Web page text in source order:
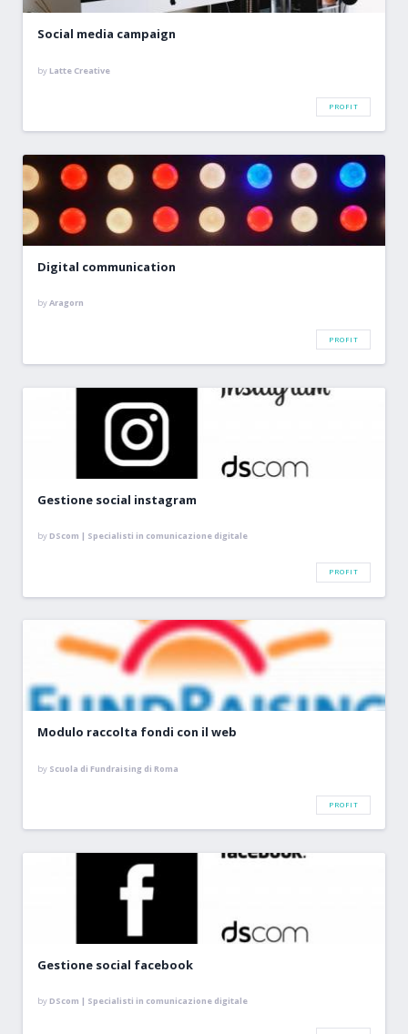
Social media campaign
byLatte Creative
PROFIT
Digital communication
byAragorn
PROFIT
Gestione social instagram
byDScom | Specialisti in comunicazione digitale
PROFIT
Modulo raccolta fondi con il web
by Scuola di Fundraising di Roma
PROFIT
Gestione social facebook
byDScom | Specialisti in comunicazione digitale